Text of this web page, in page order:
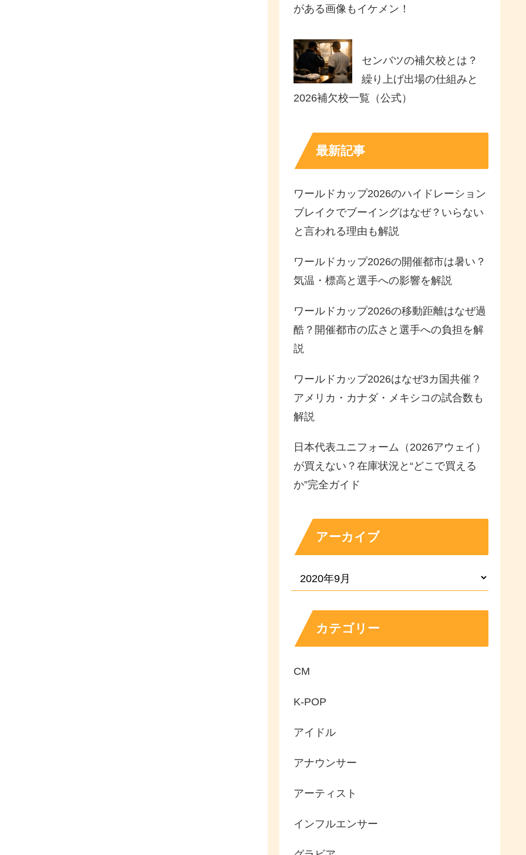
がある画像もイケメン！
センバツの補欠校とは？
繰り上げ出場の仕組みと
2026補欠校一覧（公式）
最新記事
ワールドカップ2026のハイドレーション
ブレイクでブーイングはなぜ？いらない
と言われる理由も解説
ワールドカップ2026の開催都市は暑い？
気温・標高と選手への影響を解説
ワールドカップ2026の移動距離はなぜ過
酷？開催都市の広さと選手への負担を解
説
ワールドカップ2026はなぜ3カ国共催？
アメリカ・カナダ・メキシコの試合数も
解説
日本代表ユニフォーム（2026アウェイ）
が買えない？在庫状況と“どこで買える
か”完全ガイド
アーカイブ
カテゴリー
CM
K-POP
アイドル
アナウンサー
アーティスト
インフルエンサー